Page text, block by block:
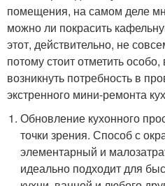
помещения, на самом деле
можно ли покрасить
этот, действительно, не
потому стоит отметить
возникнуть потребность в
экстренного мини-ремонта
Обновление кухонного
точки зрения. Способ с
элементарный и
идеально подходит для